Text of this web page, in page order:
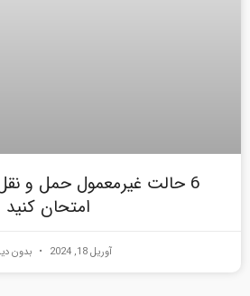
6 حالت غیرمعمول حمل و
امتحان کنید
آوریل 18, 2024 بدون